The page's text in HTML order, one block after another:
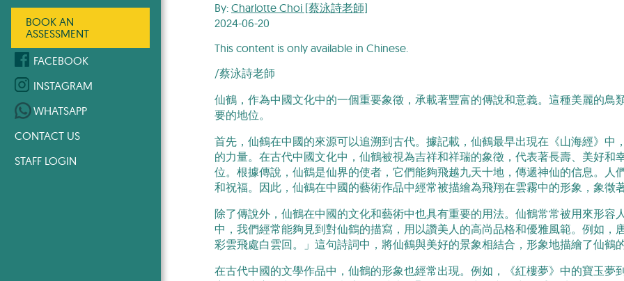
BOOK AN
ASSESSMENT
FACEBOOK
INSTAGRAM
WHATSAPP
CONTACT US
STAFF LOGIN
By: Charlotte Choi [蔡泳詩老師]
2024-06-20
This content is only available in Chinese.
/蔡泳詩老師
仙鶴，作為中國文化中的一個重要象徵，承載著豐富的傳說和意義。這種美麗的鳥
要的地位。
首先，仙鶴在中國的來源可以追溯到古代。據記載，仙鶴最早出現在《山海經》中
的力量。在古代中國文化中，仙鶴被視為吉祥和祥瑞的象徵，代表著長壽、美好和
位。根據傳說，仙鶴是仙界的使者，它們能夠飛越九天十地，傳遞神仙的信息。人
和祝福。因此，仙鶴在中國的藝術作品中經常被描繪為飛翔在雲霧中的形象，象徵
除了傳說外，仙鶴在中國的文化和藝術中也具有重要的用法。仙鶴常常被用來形容
中，我們經常能夠見到對仙鶴的描寫，用以讚美人的高尚品格和優雅風範。例如，
彩雲飛處白雲回。」這句詩詞中，將仙鶴與美好的景象相結合，形象地描繪了仙鶴
在古代中國的文學作品中，仙鶴的形象也經常出現。例如，《紅樓夢》中的寶玉夢